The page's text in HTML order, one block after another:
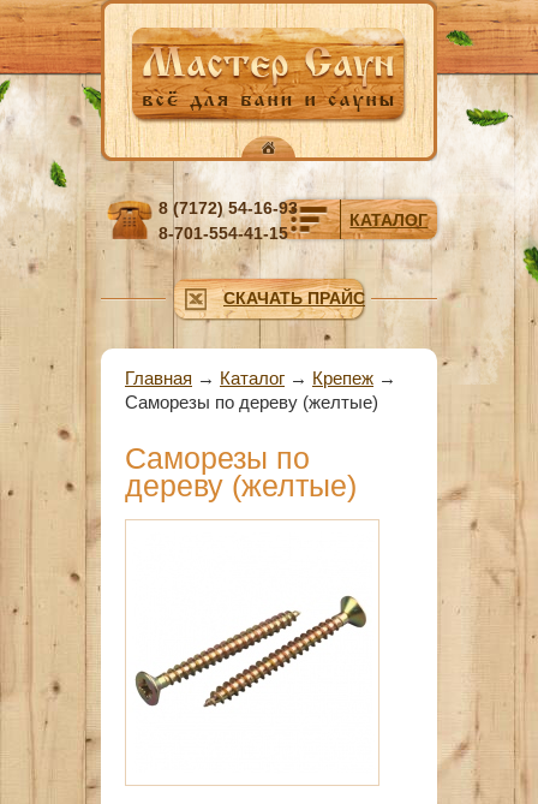
Перейти к основному содержанию
КАТАЛОГ
8 (7172) 54-16-93
8-701-554-41-15
СКАЧАТЬ ПРАЙС
Вы здесь
Главная → Каталог → Крепеж →
Саморезы по дереву (желтые)
Саморезы по
дереву (желтые)